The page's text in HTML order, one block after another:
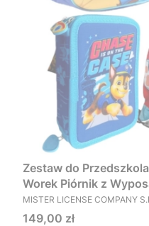
Zestaw do
Worek Piórnik z
PRODUCENT
MISTER LICENSE COMPANY
Cena
149,00 zł